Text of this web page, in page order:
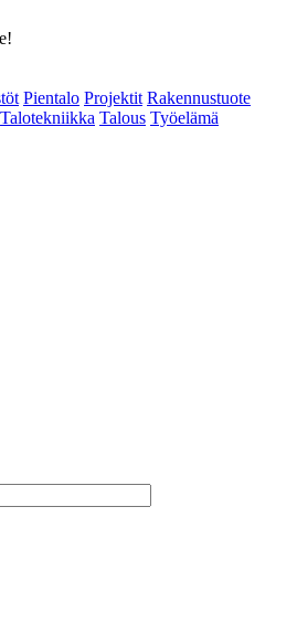
Pientalo Projektit Rakennustuote
Talotekniikka Talous Työelämä